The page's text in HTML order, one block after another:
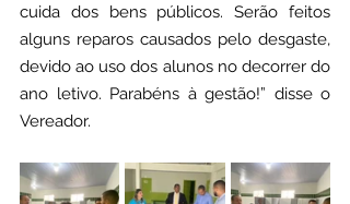
cuida dos bens públicos. Serão feitos
alguns reparos causados pelo desgaste,
devido ao uso dos alunos no decorrer do
ano letivo. Parabéns à gestão!” disse o
Vereador.